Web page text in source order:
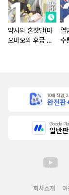
약사의 혼잣말(마
오마오의 후궁 수
열
수
10배 적립,
완전판
Google
일반
회사소개